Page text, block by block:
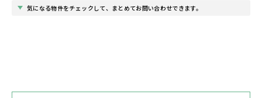
気になる物件をチェックして、まとめてお問い合わせできます。